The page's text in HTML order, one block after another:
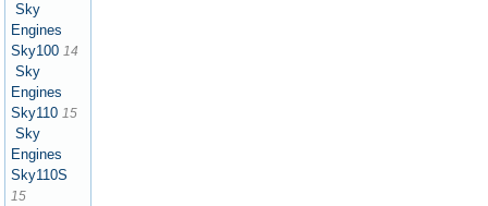
Sky
Engines
Sky100 14
Sky
Engines
Sky110 15
Sky
Engines
Sky110S
15